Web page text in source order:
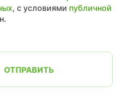
, с условиями публичной
ОТПРАВИТЬ